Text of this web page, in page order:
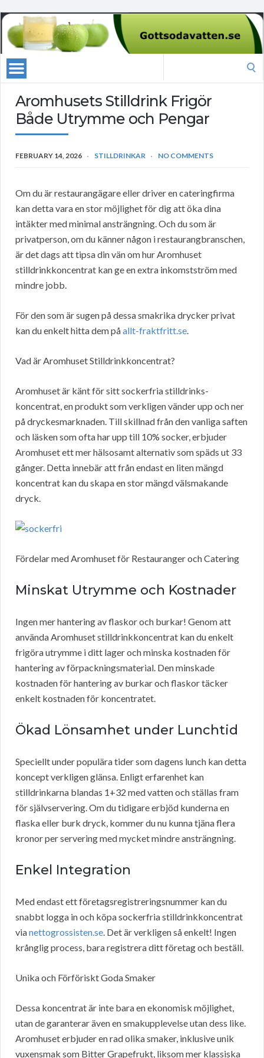
Aromhusets Stilldrink Frigör
Både Utrymme och Pengar
FEBRUARY 14, 2026 STILLDRINKAR NO COMMENTS
Om du är restaurangägare eller driver en cateringfirma
kan detta vara en stor möjlighet för dig att öka dina
intäkter med minimal ansträngning. Och du som är
privatperson, om du känner någon i restaurangbranschen,
är det dags att tipsa din vän om hur Aromhuset
stilldrinkkoncentrat kan ge en extra inkomstström med
mindre jobb.
För den som är sugen på dessa smakrika drycker privat
kan du enkelt hitta dem påallt-fraktfritt.se.
Vad är Aromhuset Stilldrinkkoncentrat?
Aromhuset är känt för sitt sockerfria stilldrinks-
koncentrat, en produkt som verkligen vänder upp och ner
på dryckesmarknaden. Till skillnad från den vanliga saften
och läsken som ofta har upp till 10% socker, erbjuder
Aromhuset ett mer hälsosamt alternativ som späds ut 33
gånger. Detta innebär att från endast en liten mängd
koncentrat kan du skapa en stor mängd välsmakande
dryck.
Fördelar med Aromhuset för Restauranger och Catering
Minskat Utrymme och Kostnader
Ingen mer hantering av flaskor och burkar! Genom att
använda Aromhuset stilldrinkkoncentrat kan du enkelt
frigöra utrymme i ditt lager och minska kostnaden för
hantering av förpackningsmaterial. Den minskade
kostnaden för hantering av burkar och flaskor täcker
enkelt kostnaden för koncentratet.
Ökad Lönsamhet under Lunchtid
Speciellt under populära tider som dagens lunch kan detta
koncept verkligen glänsa. Enligt erfarenhet kan
stilldrinkarna blandas 1+32 med vatten och ställas fram
för självservering. Om du tidigare erbjöd kunderna en
flaska eller burk dryck, kommer du nu kunna tjäna flera
kronor per servering med mycket mindre ansträngning.
Enkel Integration
Med endast ett företagsregistreringsnummer kan du
snabbt logga in och köpa sockerfria stilldrinkkoncentrat
vianettogrossisten.se. Det är verkligen så enkelt! Ingen
krånglig process, bara registrera ditt företag och beställ.
Unika och Förföriskt Goda Smaker
Dessa koncentrat är inte bara en ekonomisk möjlighet,
utan de garanterar även en smakupplevelse utan dess like.
Aromhuset erbjuder en rad olika smaker, inklusive unik
vuxensmak som Bitter Grapefrukt, liksom mer klassiska